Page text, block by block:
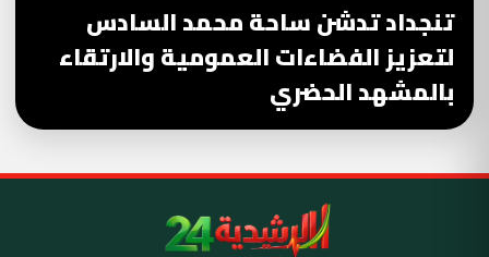
تنجداد تدشن ساحة محمد السادس
لتعزيز الفضاءات العمومية والارتقاء
بالمشهد الحضري